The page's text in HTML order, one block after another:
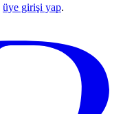
üye girişi yap.